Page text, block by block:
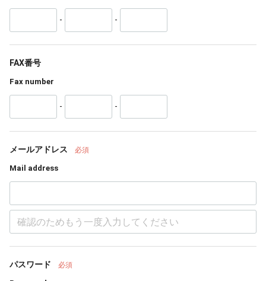
- -
FAX番号
Fax number
- -
メールアドレス 必須
Mail address
パスワード 必須